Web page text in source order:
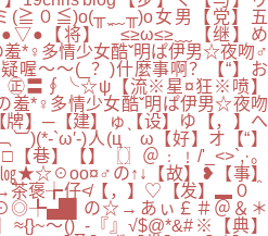
(≧０≦)o(╥﹏╥)o女男【党】五
【将】＾≤≥ω≤≥﹏【继】め
*♀多情少女酷ˇ明ぱ伊男☆夜吻♂
喔～～(_？)什麼事啊？【“】お
㊣〓∮╰☆ψ【流※星¤狂※喷】
羞*♀多情少女酷ˇ明ぱ伊男☆夜吻
牌】─【建】ゅ【设】ゆ【，】へ
`ω′-)人(ц｀ω【好】オ【“】
巷】【】〖〗＠﹕﹗/'_<>`,·。
★☆☉oo¤♂の↑↓【故】❥【事】
褒╆仔≮【，】♡【发】▂０＾
の☆→あぃ￡＃＠＆＊
～()_-『』√$@*&#※【典】